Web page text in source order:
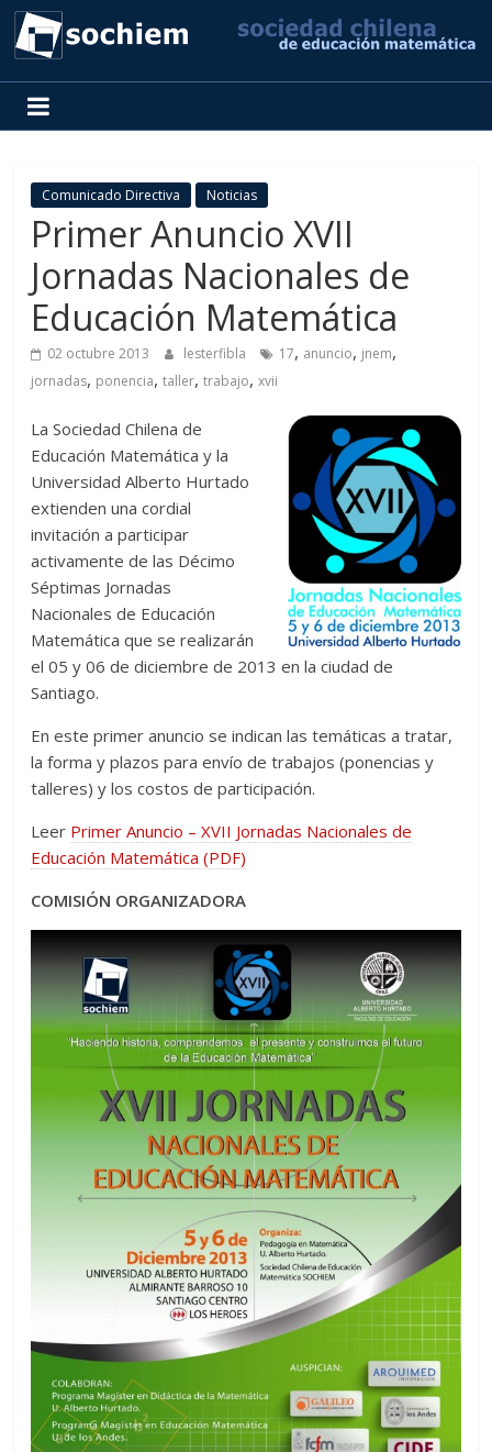
SOCHIEM
Sociedad
de
Educación
Matemática
Comunicado Directiva Noticias
Primer Anuncio XVII
Jornadas Nacionales de
Educación Matemática
02 octubre 2013 lesterfibla 17, anuncio, jnem,
jornadas, ponencia,taller,trabajo,xvii
La Sociedad Chilena de
Educación Matemática y la
Universidad Alberto Hurtado
extienden una cordial
invitación a participar
activamente de las Décimo
Séptimas Jornadas
Nacionales de Educación
Matemática que se realizarán
el 05 y 06 de diciembre de 2013 en la ciudad de
Santiago.
En este primer anuncio se indican las temáticas a tratar,
la forma y plazos para envío de trabajos (ponencias y
talleres) y los costos de participación.
Leer Primer Anuncio – XVII Jornadas Nacionales de
Educación Matemática (PDF)
COMISIÓN ORGANIZADORA